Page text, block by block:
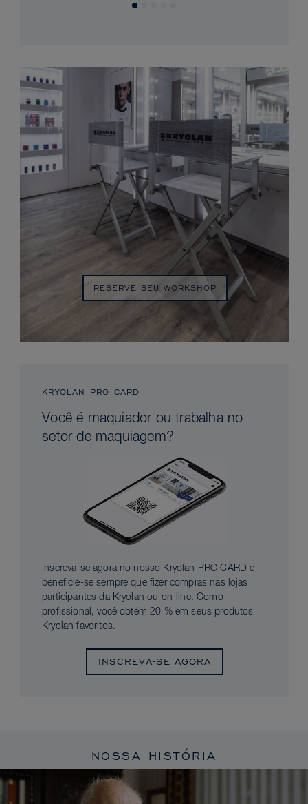
RESERVE SEU WORKSHOP
KRYOLAN PRO CARD
Você é maquiador ou trabalha no
setor de maquiagem?
Inscreva-se agora no nosso Kryolan PRO CARD e
beneficie-se sempre que fizer compras nas lojas
participantes da Kryolan ou on-line. Como
profissional, você obtém 20 % em seus produtos
Kryolan favoritos.
INSCREVA-SE AGORA
NOSSA HISTÓRIA